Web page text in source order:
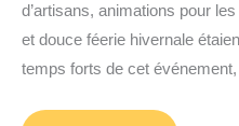
d’artisans, animations pour
et douce féerie hivernale
temps forts de cet événement,